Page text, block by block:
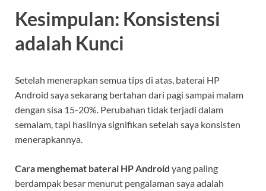
Kesimpulan: Konsistensi
adalah Kunci
Setelah menerapkan semua tips di atas, baterai HP
Android saya sekarang bertahan dari pagi sampai malam
dengan sisa 15-20%. Perubahan tidak terjadi dalam
semalam, tapi hasilnya signifikan setelah saya konsisten
menerapkannya.
Cara menghemat baterai HP Android yang paling
berdampak besar menurut pengalaman saya adalah